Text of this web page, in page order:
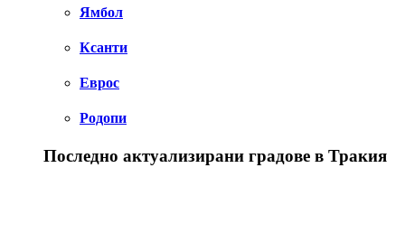
Ямбол
Ксанти
Еврос
Родопи
Последно актуализирани градове в Тракия